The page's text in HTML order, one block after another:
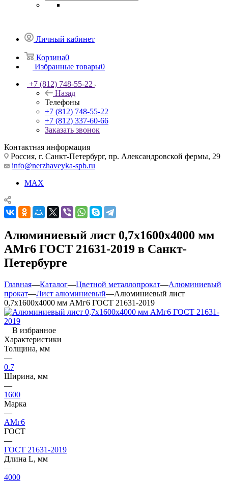
Личный кабинет
Корзина0
Избранные товары0
+7 (812) 748-55-22
Назад
Телефоны
+7 (812) 748-55-22
+7 (812) 337-60-66
Заказать звонок
Контактная информация
Россия, г. Санкт-Петербург, пр. Александровской фермы, 29
info@nerzhaveyka-spb.ru
MAX
Алюминиевый лист 0,7х1600х4000 мм
АМг6 ГОСТ 21631-2019 в Санкт-
Петербурге
Главная—Каталог—Цветной металлопрокат—Алюминиевый
прокат—Лист алюминиевый—Алюминиевый лист
0,7х1600х4000 мм АМг6 ГОСТ 21631-2019
В избранное
Характеристики
Толщина, мм
—
0.7
Ширина, мм
—
1600
Марка
—
АМг6
ГОСТ
—
ГОСТ 21631-2019
Длина L, мм
—
4000